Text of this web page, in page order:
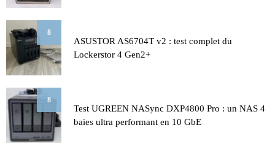
8
ASUSTOR AS6704T v2 : test complet du
Lockerstor 4 Gen2+
8
Test UGREEN NASync DXP4800 Pro : un NAS 4
baies ultra performant en 10 GbE